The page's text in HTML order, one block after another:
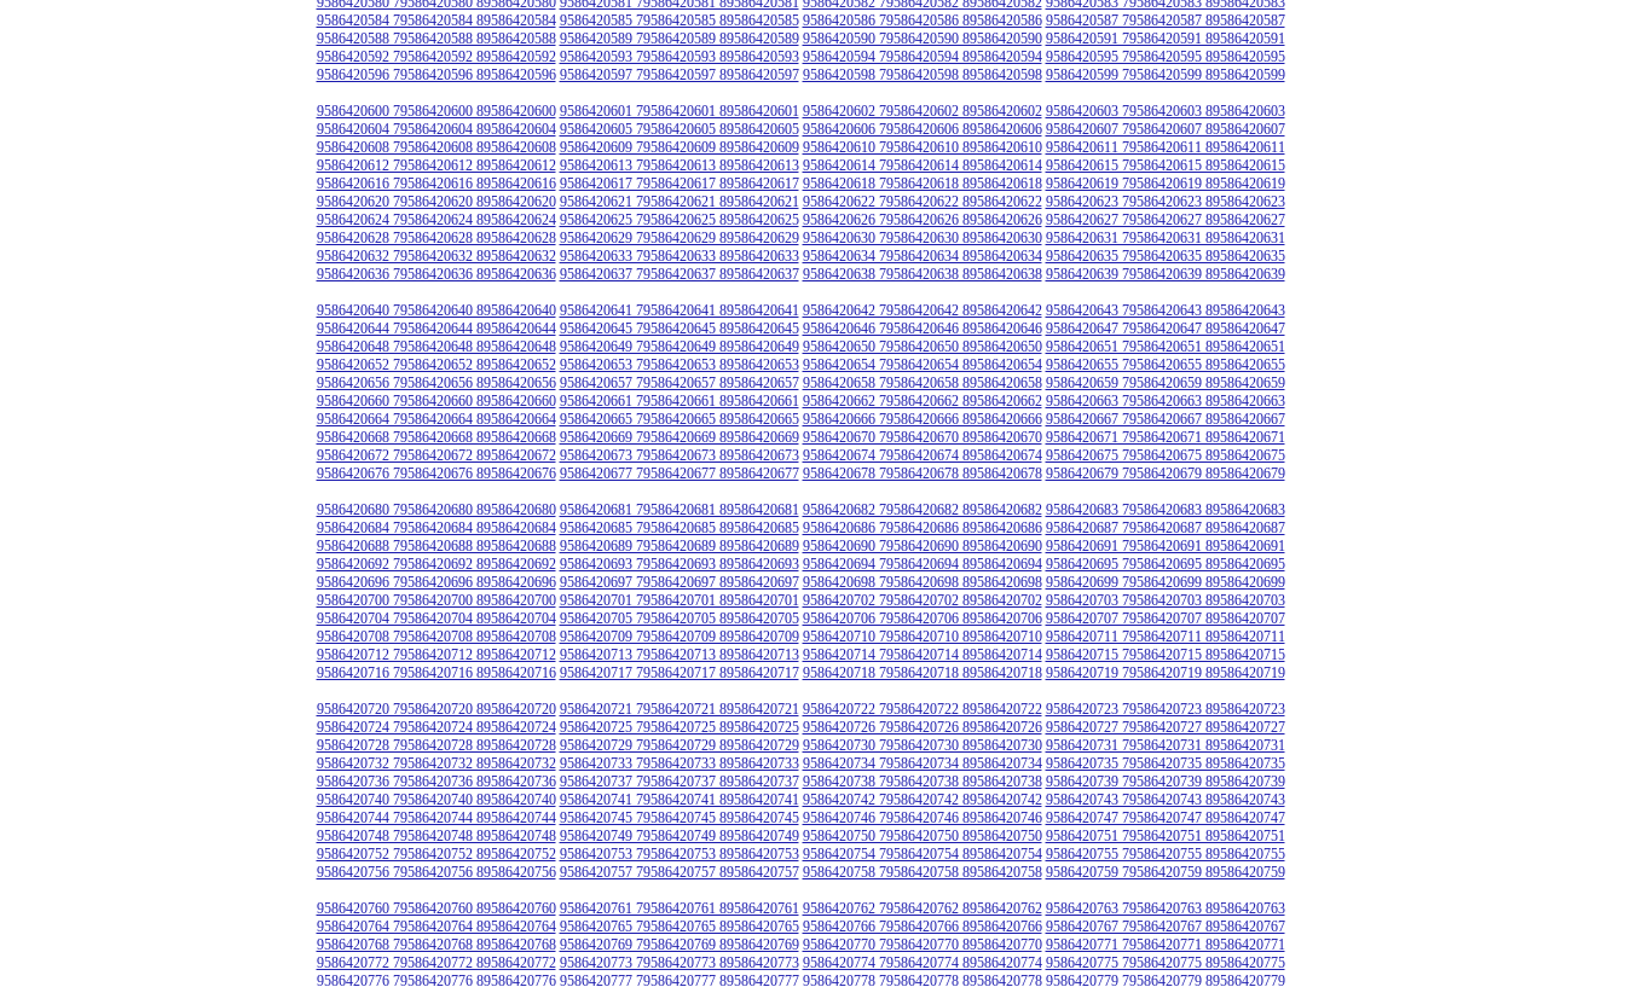
9586420584 79586420584 89586420584 9586420585 79586420585 89586420585 9586420586 79586420586 89586420586 9586420587 79586420587 89586420587
9586420588 79586420588 89586420588 9586420589 79586420589 89586420589 9586420590 79586420590 89586420590 9586420591 79586420591 89586420591
9586420592 79586420592 89586420592 9586420593 79586420593 89586420593 9586420594 79586420594 89586420594 9586420595 79586420595 89586420595
9586420596 79586420596 89586420596 9586420597 79586420597 89586420597 9586420598 79586420598 89586420598 9586420599 79586420599 89586420599
9586420600 79586420600 89586420600 9586420601 79586420601 89586420601 9586420602 79586420602 89586420602 9586420603 79586420603 89586420603
9586420604 79586420604 89586420604 9586420605 79586420605 89586420605 9586420606 79586420606 89586420606 9586420607 79586420607 89586420607
9586420608 79586420608 89586420608 9586420609 79586420609 89586420609 9586420610 79586420610 89586420610 9586420611 79586420611 89586420611
9586420612 79586420612 89586420612 9586420613 79586420613 89586420613 9586420614 79586420614 89586420614 9586420615 79586420615 89586420615
9586420616 79586420616 89586420616 9586420617 79586420617 89586420617 9586420618 79586420618 89586420618 9586420619 79586420619 89586420619
9586420620 79586420620 89586420620 9586420621 79586420621 89586420621 9586420622 79586420622 89586420622 9586420623 79586420623 89586420623
9586420624 79586420624 89586420624 9586420625 79586420625 89586420625 9586420626 79586420626 89586420626 9586420627 79586420627 89586420627
9586420628 79586420628 89586420628 9586420629 79586420629 89586420629 9586420630 79586420630 89586420630 9586420631 79586420631 89586420631
9586420632 79586420632 89586420632 9586420633 79586420633 89586420633 9586420634 79586420634 89586420634 9586420635 79586420635 89586420635
9586420636 79586420636 89586420636 9586420637 79586420637 89586420637 9586420638 79586420638 89586420638 9586420639 79586420639 89586420639
9586420640 79586420640 89586420640 9586420641 79586420641 89586420641 9586420642 79586420642 89586420642 9586420643 79586420643 89586420643
9586420644 79586420644 89586420644 9586420645 79586420645 89586420645 9586420646 79586420646 89586420646 9586420647 79586420647 89586420647
9586420648 79586420648 89586420648 9586420649 79586420649 89586420649 9586420650 79586420650 89586420650 9586420651 79586420651 89586420651
9586420652 79586420652 89586420652 9586420653 79586420653 89586420653 9586420654 79586420654 89586420654 9586420655 79586420655 89586420655
9586420656 79586420656 89586420656 9586420657 79586420657 89586420657 9586420658 79586420658 89586420658 9586420659 79586420659 89586420659
9586420660 79586420660 89586420660 9586420661 79586420661 89586420661 9586420662 79586420662 89586420662 9586420663 79586420663 89586420663
9586420664 79586420664 89586420664 9586420665 79586420665 89586420665 9586420666 79586420666 89586420666 9586420667 79586420667 89586420667
9586420668 79586420668 89586420668 9586420669 79586420669 89586420669 9586420670 79586420670 89586420670 9586420671 79586420671 89586420671
9586420672 79586420672 89586420672 9586420673 79586420673 89586420673 9586420674 79586420674 89586420674 9586420675 79586420675 89586420675
9586420676 79586420676 89586420676 9586420677 79586420677 89586420677 9586420678 79586420678 89586420678 9586420679 79586420679 89586420679
9586420680 79586420680 89586420680 9586420681 79586420681 89586420681 9586420682 79586420682 89586420682 9586420683 79586420683 89586420683
9586420684 79586420684 89586420684 9586420685 79586420685 89586420685 9586420686 79586420686 89586420686 9586420687 79586420687 89586420687
9586420688 79586420688 89586420688 9586420689 79586420689 89586420689 9586420690 79586420690 89586420690 9586420691 79586420691 89586420691
9586420692 79586420692 89586420692 9586420693 79586420693 89586420693 9586420694 79586420694 89586420694 9586420695 79586420695 89586420695
9586420696 79586420696 89586420696 9586420697 79586420697 89586420697 9586420698 79586420698 89586420698 9586420699 79586420699 89586420699
9586420700 79586420700 89586420700 9586420701 79586420701 89586420701 9586420702 79586420702 89586420702 9586420703 79586420703 89586420703
9586420704 79586420704 89586420704 9586420705 79586420705 89586420705 9586420706 79586420706 89586420706 9586420707 79586420707 89586420707
9586420708 79586420708 89586420708 9586420709 79586420709 89586420709 9586420710 79586420710 89586420710 9586420711 79586420711 89586420711
9586420712 79586420712 89586420712 9586420713 79586420713 89586420713 9586420714 79586420714 89586420714 9586420715 79586420715 89586420715
9586420716 79586420716 89586420716 9586420717 79586420717 89586420717 9586420718 79586420718 89586420718 9586420719 79586420719 89586420719
9586420720 79586420720 89586420720 9586420721 79586420721 89586420721 9586420722 79586420722 89586420722 9586420723 79586420723 89586420723
9586420724 79586420724 89586420724 9586420725 79586420725 89586420725 9586420726 79586420726 89586420726 9586420727 79586420727 89586420727
9586420728 79586420728 89586420728 9586420729 79586420729 89586420729 9586420730 79586420730 89586420730 9586420731 79586420731 89586420731
9586420732 79586420732 89586420732 9586420733 79586420733 89586420733 9586420734 79586420734 89586420734 9586420735 79586420735 89586420735
9586420736 79586420736 89586420736 9586420737 79586420737 89586420737 9586420738 79586420738 89586420738 9586420739 79586420739 89586420739
9586420740 79586420740 89586420740 9586420741 79586420741 89586420741 9586420742 79586420742 89586420742 9586420743 79586420743 89586420743
9586420744 79586420744 89586420744 9586420745 79586420745 89586420745 9586420746 79586420746 89586420746 9586420747 79586420747 89586420747
9586420748 79586420748 89586420748 9586420749 79586420749 89586420749 9586420750 79586420750 89586420750 9586420751 79586420751 89586420751
9586420752 79586420752 89586420752 9586420753 79586420753 89586420753 9586420754 79586420754 89586420754 9586420755 79586420755 89586420755
9586420756 79586420756 89586420756 9586420757 79586420757 89586420757 9586420758 79586420758 89586420758 9586420759 79586420759 89586420759
9586420760 79586420760 89586420760 9586420761 79586420761 89586420761 9586420762 79586420762 89586420762 9586420763 79586420763 89586420763
9586420764 79586420764 89586420764 9586420765 79586420765 89586420765 9586420766 79586420766 89586420766 9586420767 79586420767 89586420767
9586420768 79586420768 89586420768 9586420769 79586420769 89586420769 9586420770 79586420770 89586420770 9586420771 79586420771 89586420771
9586420772 79586420772 89586420772 9586420773 79586420773 89586420773 9586420774 79586420774 89586420774 9586420775 79586420775 89586420775
9586420776 79586420776 89586420776 9586420777 79586420777 89586420777 9586420778 79586420778 89586420778 9586420779 79586420779 89586420779